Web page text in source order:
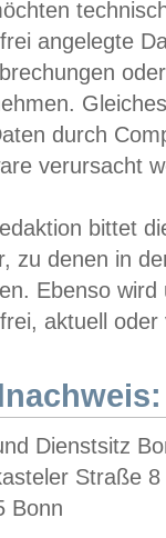
angelegte
durch
verursacht
bittet
zu denen in
Ebenso
aktuell oder
Dienstsitz
Straße 8
Bonn